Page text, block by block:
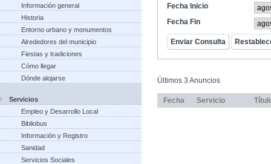
Información general
Historia
Entorno urbano y monumentos
Alrededores del municipio
Fiestas y tradiciones
Cómo llegar
Dónde alojarse
Servicios
Empleo y Desarrollo Local
Bibliobus
Información y Registro
Sanidad
Servicios Sociales
Fecha Inicio
Fecha Fin
Últimos 3 Anuncios
Fecha Servicio